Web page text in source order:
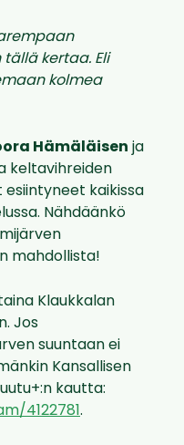
tällä kertaa. Eli
kolmea
Hämäläisen ja
keltavihreiden
kaikissa
Nähdäänkö
mahdollista!
Klaukkalan
Jos
suuntaan ei
Kansallisen
kautta:
4122781.